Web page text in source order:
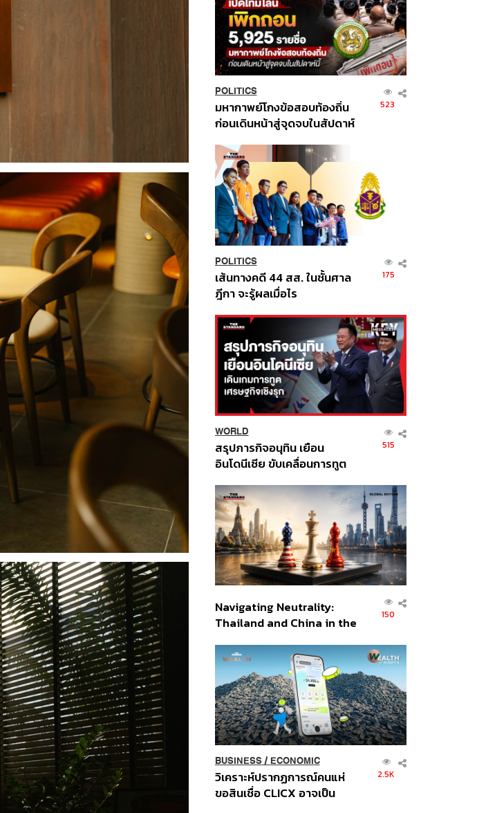
POLITICS
มหากาพย์โกงข้อสอบท้องถิ่น
ก่อนเดินหน้าสู่จุดจบในสัปดาห์
523
POLITICS
เส้นทางคดี 44 สส. ในชั้นศาล
ฎีกา จะรู้ผลเมื่อไร
175
WORLD
สรุปภารกิจอนุทิน เยือน
อินโดนีเซีย ขับเคลื่อนการทูต
ส่วนยุทธศาสตร์ไทย –
อินโดนีเซีย
515
Navigating Neutrality:
Thailand and China in the
Order
150
BUSINESS/ ECONOMIC
วิเคราะห์ปรากฏการณ์คนแห่
ขอสินเชื่อ CLICX อาจเป็น
2.5K